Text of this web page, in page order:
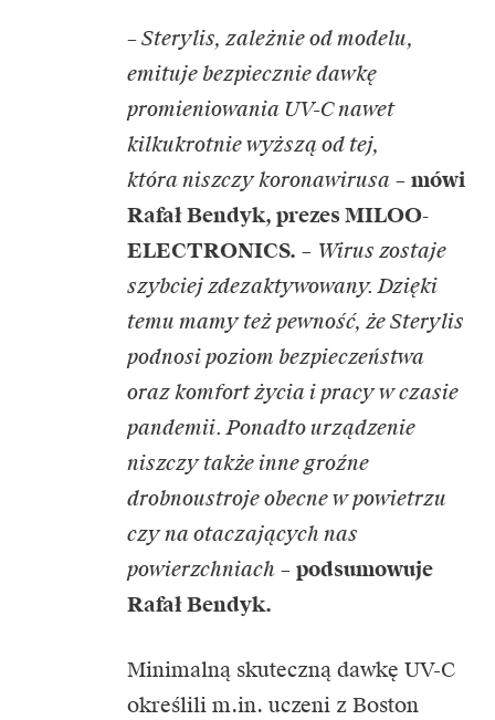
– Sterylis, zależnie od modelu,
emituje bezpiecznie dawkę
promieniowania UV-C nawet
kilkukrotnie wyższą od tej,
która niszczy koronawirusa – mówi
Rafał Bendyk, prezes MILOO-
ELECTRONICS. – Wirus zostaje
szybciej zdezaktywowany. Dzięki
temu mamy też pewność, że Sterylis
podnosi poziom bezpieczeństwa
oraz komfort życia i pracy w czasie
pandemii. Ponadto urządzenie
niszczy także inne groźne
drobnoustroje obecne w powietrzu
czy na otaczających nas
powierzchniach – podsumowuje
Rafał Bendyk.
Minimalną skuteczną dawkę UV-C
określili m.in. uczeni z Boston